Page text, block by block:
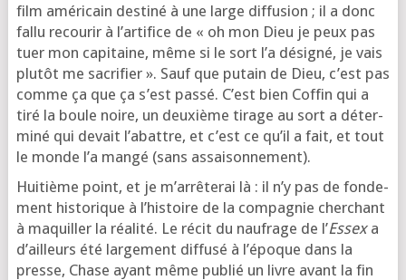
film amé­ri­cain des­ti­né à une large dif­fu­sion ; il a donc
fal­lu recou­rir à l’ar­ti­fice de « oh mon Dieu je peux pas
tuer mon capi­taine, même si le sort l’a dési­gné, je vais
plu­tôt me sacri­fier ». Sauf que putain de Dieu, c’est pas
comme ça que ça s’est pas­sé. C’est bien Coffin qui a
tiré la boule noire, un deuxième tirage au sort a déter­
mi­né qui devait l’a­battre, et c’est ce qu’il a fait, et tout
le monde l’a man­gé (sans assaisonnement).
Huitième point, et je m’ar­rê­te­rai là : il n’y pas de fon­de­
ment his­to­rique à l’his­toire de la com­pa­gnie cher­chant
à maquiller la réa­li­té. Le récit du nau­frage de l’Essexa
d’ailleurs été lar­ge­ment dif­fu­sé à l’é­poque dans la
presse, Chase ayant même publié un livre avant la fin